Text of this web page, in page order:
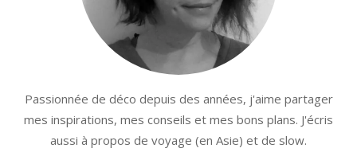
Passionnée de déco depuis des années, j'aime partager
mes inspirations, mes conseils et mes bons plans. J'écris
aussi à propos de voyage (en Asie) et de slow.